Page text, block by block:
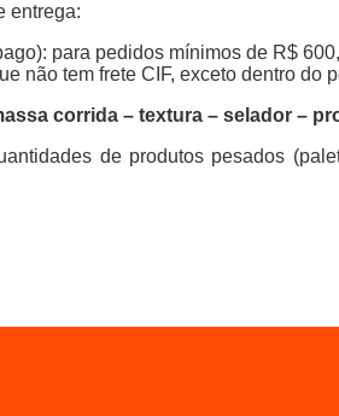
entrega:
para pedidos mínimos de R$
não tem frete CIF, exceto dentro do
corrida – textura – selador –
de produtos pesados